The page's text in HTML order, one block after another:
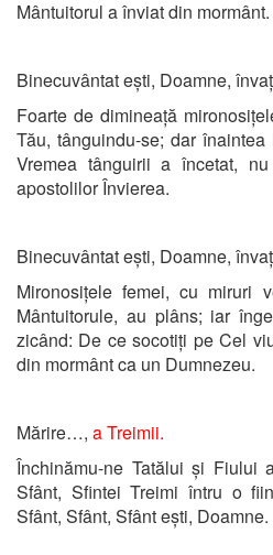
Mântuitorul a înviat din mormânt.
Binecuvântat ești, Doamne,
Foarte de dimineață
Tău, tânguindu-se; dar
Vremea tânguirii a încetat,
apostolilor Învierea.
Binecuvântat ești, Doamne,
Mironosițele femei, cu miruri
Mântuitorule, au plâns; iar
zicând: De ce socotiți pe Cel
din mormânt ca un Dumnezeu.
Mărire…, a Treimii.
Închinămu-ne Tatălui și Fiului
Sfânt, Sfintei Treimi întru o
Sfânt, Sfânt, Sfânt ești, Doamne.